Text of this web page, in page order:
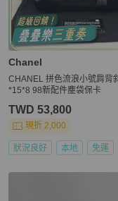
Chanel
CHANEL 拼色流浪小號肩背
*15*8 98新配件塵袋保卡
TWD 53,800
現折 2,000
狀況良好 本地 免運